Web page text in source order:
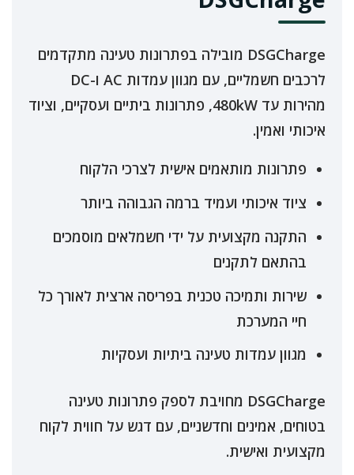
DSGCharge מובילה בפתרונות טעינה מתקדמים
לרכבים חשמליים, עם מגוון עמדות AC ו-DC
מהירות עד 480kW, פתרונות ביתיים ועסקיים, וציוד
איכותי ואמין.
פתרונות מותאמים אישית לצרכי הלקוח
ציוד איכותי ועמיד ברמה הגבוהה ביותר
התקנה מקצועית על ידי חשמלאים מוסמכים
בהתאם לתקנים
שירות ותמיכה טכנית בפריסה ארצית לאורך כל
חיי המערכת
מגוון עמדות טעינה ביתיות ועסקיות
DSGCharge מחויבת לספק פתרונות טעינה
בטוחים, אמינים וחדשניים, עם דגש על חווית לקוח
מקצועית ואישית.